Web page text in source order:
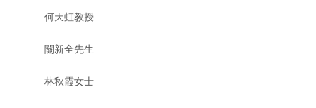
何天虹教授
關新全先生
林秋霞女士